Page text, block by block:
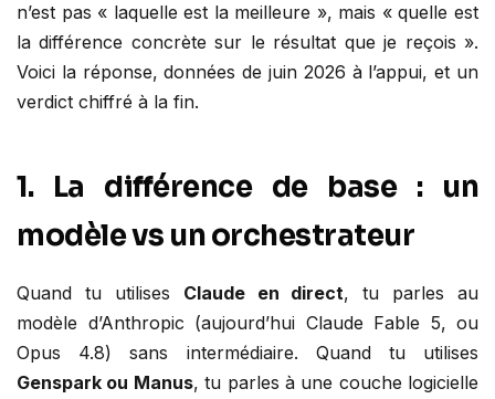
n’est pas « laquelle est la meilleure », mais « quelle est
la différence concrète sur le résultat que je reçois ».
Voici la réponse, données de juin 2026 à l’appui, et un
verdict chiffré à la fin.
1. La différence de base : un
modèle vs un orchestrateur
Quand tu utilises Claude en direct, tu parles au
modèle d’Anthropic (aujourd’hui Claude Fable 5, ou
Opus 4.8) sans intermédiaire. Quand tu utilises
Genspark ou Manus, tu parles à une couche logicielle